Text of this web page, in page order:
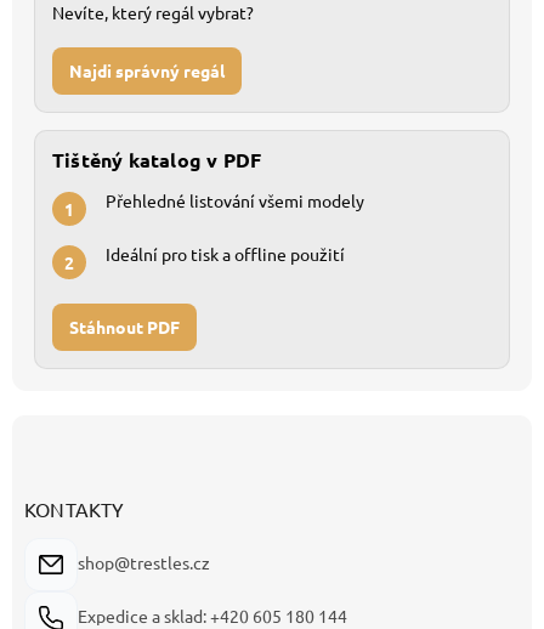
Nevíte, který regál vybrat?
Najdi správný regál
Tištěný katalog v PDF
1 Přehledné listování všemi modely
2 Ideální pro tisk a offline použití
Stáhnout PDF
KONTAKTY
shop@trestles.cz
Expedice a sklad: +420 605 180 144